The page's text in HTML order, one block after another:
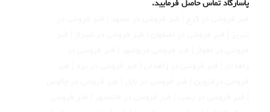
پاسارگاد تماس حاصل فرمایید.